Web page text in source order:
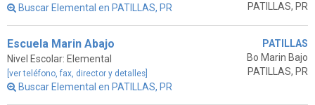
Buscar Elemental en PATILLAS, PR
PATILLAS, PR
Escuela Marin Abajo
Nivel Escolar: Elemental
[ver teléfono, fax, director y detalles]
Buscar Elemental en PATILLAS, PR
PATILLAS
Bo Marin Bajo
PATILLAS, PR